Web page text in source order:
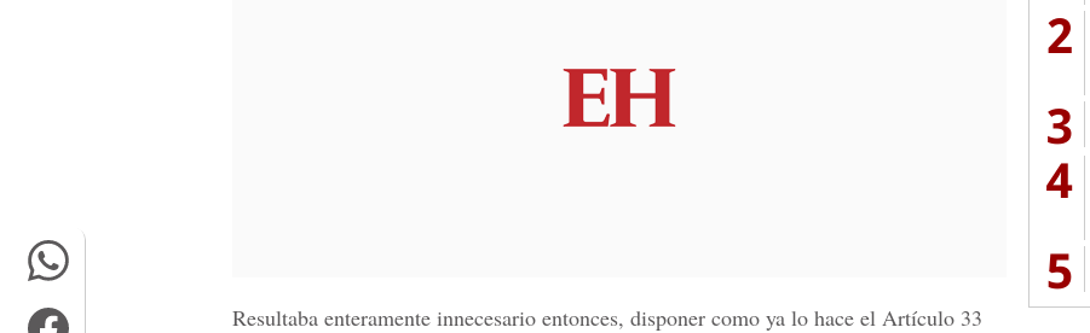
Resultaba enteramente innecesario entonces, disponer como ya lo hace el Artículo 33
2
3
4
5